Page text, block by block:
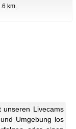
km.
unseren Livecams
Umgebung los